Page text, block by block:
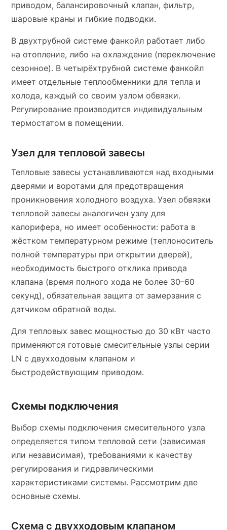
приводом, балансировочный клапан, фильтр,
шаровые краны и гибкие подводки.
В двухтрубной системе фанкойл работает либо
на отопление, либо на охлаждение (переключение
сезонное). В четырёхтрубной системе фанкойл
имеет отдельные теплообменники для тепла и
холода, каждый со своим узлом обвязки.
Регулирование производится индивидуальным
термостатом в помещении.
Узел для тепловой завесы
Тепловые завесы устанавливаются над входными
дверями и воротами для предотвращения
проникновения холодного воздуха. Узел обвязки
тепловой завесы аналогичен узлу для
калорифера, но имеет особенности: работа в
жёстком температурном режиме (теплоноситель
полной температуры при открытии дверей),
необходимость быстрого отклика привода
клапана (время полного хода не более 30–60
секунд), обязательная защита от замерзания с
датчиком обратной воды.
Для тепловых завес мощностью до 30 кВт часто
применяются готовые смесительные узлы серии
LN с двухходовым клапаном и
быстродействующим приводом.
Схемы подключения
Выбор схемы подключения смесительного узла
определяется типом тепловой сети (зависимая
или независимая), требованиями к качеству
регулирования и гидравлическими
характеристиками системы. Рассмотрим две
основные схемы.
Схема с двухходовым клапаном